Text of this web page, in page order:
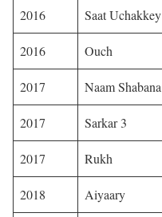
2016 Saat Uchakkey
2016 Ouch
2017 Naam Shabana
2017 Sarkar 3
2017 Rukh
2018 Aiyaary